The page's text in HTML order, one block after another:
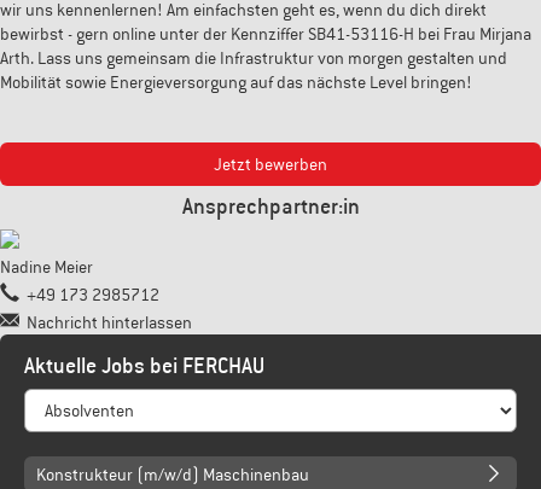
wir uns kennenlernen! Am einfachsten geht es, wenn du dich direkt
bewirbst - gern online unter der Kennziffer SB41-53116-H bei Frau Mirjana
Arth. Lass uns gemeinsam die Infrastruktur von morgen gestalten und
Mobilität sowie Energieversorgung auf das nächste Level bringen!
Jetzt bewerben
Ansprechpartner:in
Nadine Meier
+49 173 2985712
Nachricht hinterlassen
Aktuelle Jobs bei FERCHAU
Konstrukteur (m/w/d) Maschinenbau